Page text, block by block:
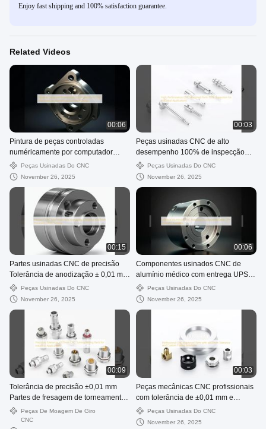
Enjoy fast shipping and 100% satisfaction guarantee.
Related Videos
00:06
Pintura de peças controladas
numéricamente por computador
Serviço de máquinas CNC com
design personalizado
Peças Usinadas Do CNC
November 26, 2025
00:03
Peças usinadas CNC de alto
desempenho 100% de inspecção
para aplicações industriais
Peças Usinadas Do CNC
November 26, 2025
00:15
Partes usinadas CNC de precisão
Tolerância de anodização ± 0,01 mm
Processamento com torneamento
Peças Usinadas Do CNC
November 26, 2025
00:06
Componentes usinados CNC de
alumínio médico com entrega UPS
disponível
Peças Usinadas Do CNC
November 26, 2025
00:09
Tolerância de precisão ±0,01 mm
Partes de fresagem de torneamento
CNC para aplicações industriais
Peças De Moagem De Giro
CNC
00:03
Peças mecânicas CNC profissionais
com tolerância de ±0,01 mm e
soluções de revestimento
personalizadas
Peças Usinadas Do CNC
November 26, 2025